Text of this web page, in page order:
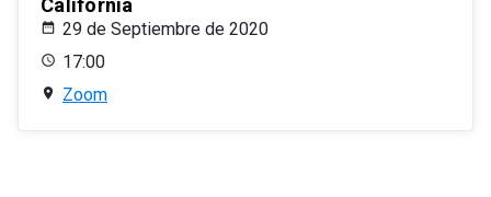
California
29 de Septiembre de 2020
17:00
Zoom